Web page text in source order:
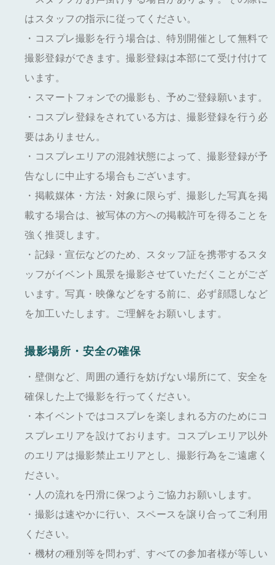
はスタッフの指示に従ってください。
・コスプレ撮影を行う場合は、特別開催として無料で
撮影登録ができます。撮影登録は本部にて受け付けて
います。
・スマートフォンでの撮影も、予めご登録願います。
・コスプレ登録をされている方は、撮影登録を行う必
要はありません。
・コスプレエリアの混雑状態によって、撮影登録が予
告なしに中止する場合もございます。
・掲載媒体・方法・対象に限らず、撮影した写真を掲
載する場合は、被写体の方への掲載許可を得ることを
強く推奨します。
・記録・宣伝などのため、スタッフ証を携帯するスタ
ッフがイベント風景を撮影させていただくことがござ
います。写真・映像などをする前に、必ず顔隠しなど
を加工いたします。ご理解をお願いします。
撮影場所・安全の確保
・壁側など、周囲の通行を妨げない場所にて、安全を
確保した上で撮影を行ってください。
・本イベントではコスプレを楽しまれる方のためにコ
スプレエリアを設けております。コスプレエリア以外
のエリアは撮影禁止エリアとし、撮影行為をご遠慮く
ださい。
・人の流れを円滑に保つようご協力お願いします。
・撮影は速やかに行い、スペースを譲り合ってご利用
ください。
・機材の種別等を問わず、すべての参加者様が等しい